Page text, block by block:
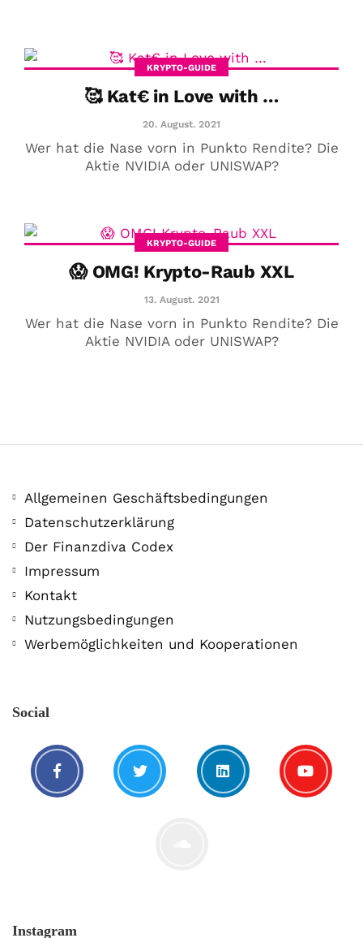
KRYPTO-GUIDE
🥰 Kat€ in Love with …
20. August. 2021
Wer hat die Nase vorn in Punkto Rendite? Die
Aktie NVIDIA oder UNISWAP?
KRYPTO-GUIDE
😱 OMG! Krypto-Raub XXL
13. August. 2021
Wer hat die Nase vorn in Punkto Rendite? Die
Aktie NVIDIA oder UNISWAP?
Allgemeinen Geschäftsbedingungen
Datenschutzerklärung
Der Finanzdiva Codex
Impressum
Kontakt
Nutzungsbedingungen
Werbemöglichkeiten und Kooperationen
Social
Instagram
COMMUNITY
Der Leserbrief der
Woche #2
21. Juli. 2021
Der Leserbrief der Woche Viele Leser
stellen ganz persönliche Fragen. Vielleicht
zu stellen? Kein Problem!...
Jetzt lesen